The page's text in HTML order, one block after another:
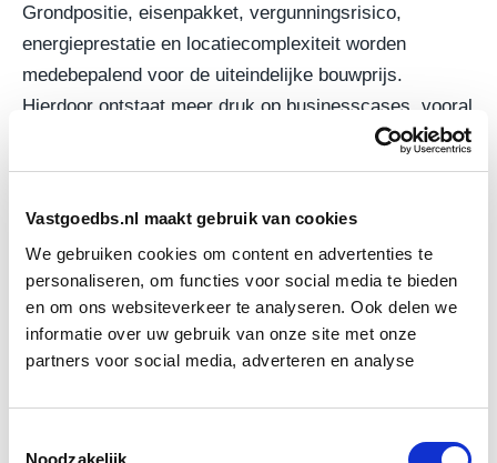
Vastgoedbs.nl maakt gebruik van cookies
We gebruiken cookies om content en advertenties te
personaliseren, om functies voor social media te bieden
en om ons websiteverkeer te analyseren. Ook delen we
informatie over uw gebruik van onze site met onze
partners voor social media, adverteren en analyse
Noodzakelijk
Grondpositie, eisenpakket, vergunningsrisico,
energieprestatie en locatiecomplexiteit worden
medebepalend voor de uiteindelijke bouwprijs.
Hierdoor ontstaat meer druk op businesscases, vooral
wanneer verkoop- of huurprijzen niet in hetzelfde
tempo kunnen meestijgen.
Scherper rekenen wordt noodzakelijk
De cijfers onderstrepen dat woningbouwprojecten
vroegtijdig financieel moeten worden doorgerekend. Bij
stijgende producentenprijzen kan een project dat op
staan door indexatie, extra eisen of gewijzigde
marktomstandigheden. In de praktijk vraagt dit om